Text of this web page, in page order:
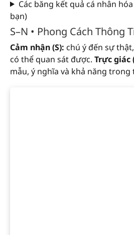
Các băng kết quả cá nhân
bạn)
S–N • Phong Cách Thông
Cảm nhận (S): chú ý đến sự
có thể quan sát được. Trực giác
mẫu, ý nghĩa và khả năng trong